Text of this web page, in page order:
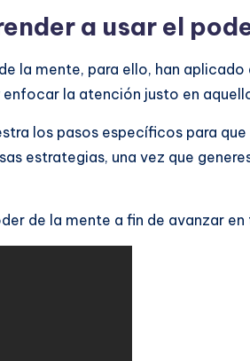
a usar el
la mente, para ello, han
la atención justo en
los pasos específicos para
estrategias, una vez que
de la mente a fin de avanzar